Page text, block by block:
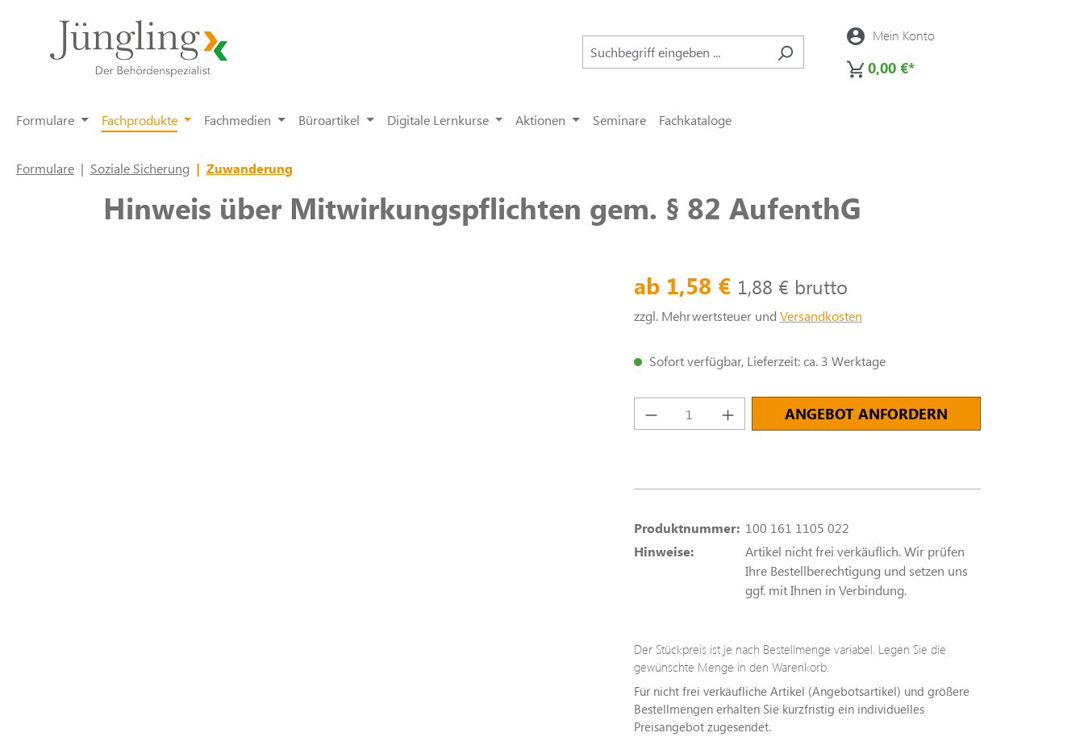
Zur Hauptnavigation springen
Mein Konto
0,00 €*
Formulare Fachprodukte Fachmedien Büroartikel Digitale Lernkurse Aktionen Seminare Fachkataloge
Formulare | Soziale Sicherung | Zuwanderung
Hinweis über Mitwirkungspflichten gem. § 82 AufenthG
ab 1,58 € 1,88 € brutto
zzgl. Mehrwertsteuer und Versandkosten
Sofort verfügbar, Lieferzeit: ca. 3 Werktage
Produkt Anzahl: Gib den gewünschten Wert ein
ANGEBOT ANFORDERN
Produktnummer: 100 161 1105 022
Hinweise:
Artikel nicht frei verkäuflich. Wir prüfen
Ihre Bestellberechtigung und setzen uns
ggf. mit Ihnen in Verbindung.
Der Stückpreis ist je nach Bestellmenge variabel. Legen Sie die
gewünschte Menge in den Warenkorb.
Für nicht frei verkäufliche Artikel (Angebotsartikel) und größere
Bestellmengen erhalten Sie kurzfristig ein individuelles
Preisangebot zugesendet.